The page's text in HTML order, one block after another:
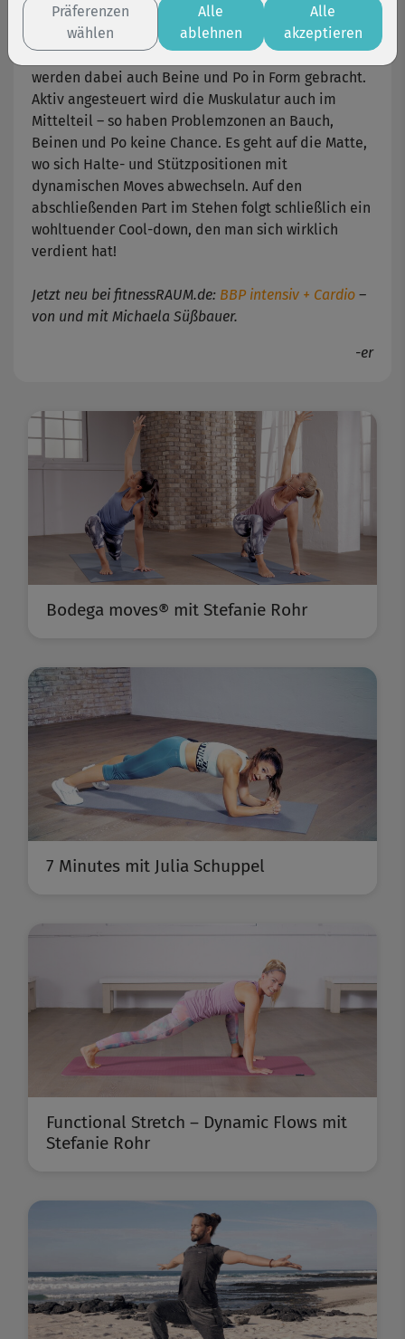
Schon nach wenigen Minuten läuft die
Fettverbrennung auf Hochtouren! Quasi "nebenbei"
werden dabei auch Beine und Po in Form gebracht.
Aktiv angesteuert wird die Muskulatur auch im
Mittelteil – so haben Problemzonen an Bauch,
Beinen und Po keine Chance. Es geht auf die Matte,
wo sich Halte- und Stützpositionen mit
dynamischen Moves abwechseln. Auf den
abschließenden Part im Stehen folgt schließlich ein
wohltuender Cool-down, den man sich wirklich
verdient hat!
Jetzt neu bei fitnessRAUM.de: BBP intensiv + Cardio –
von und mit Michaela Süßbauer.
-er
Bodega moves® mit Stefanie Rohr
7 Minutes mit Julia Schuppel
Functional Stretch – Dynamic Flows mit
Stefanie Rohr
Präferenzen
wählen
Alle
ablehnen
Alle
akzeptieren